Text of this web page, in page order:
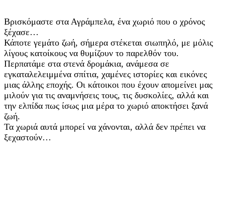
Βρισκόμαστε στα Αγράμπελα, ένα χωριό που ο χρόνος
ξέχασε…
Κάποτε γεμάτο ζωή, σήμερα στέκεται σιωπηλό, με μόλις
λίγους κατοίκους να θυμίζουν το παρελθόν του.
Περπατάμε στα στενά δρομάκια, ανάμεσα σε
εγκαταλελειμμένα σπίτια, χαμένες ιστορίες και εικόνες
μιας άλλης εποχής. Οι κάτοικοι που έχουν απομείνει μας
μιλούν για τις αναμνήσεις τους, τις δυσκολίες, αλλά και
την ελπίδα πως ίσως μια μέρα το χωριό αποκτήσει ξανά
ζωή.
Τα χωριά αυτά μπορεί να χάνονται, αλλά δεν πρέπει να
ξεχαστούν…